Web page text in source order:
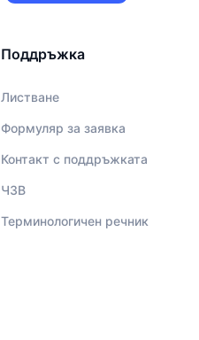
Поддръжка
Листване
Формуляр за заявка
Контакт с поддръжката
ЧЗВ
Терминологичен речник